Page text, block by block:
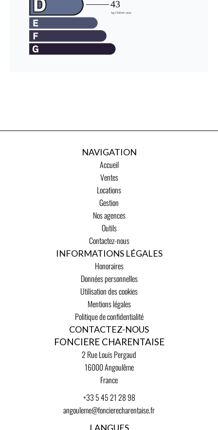
NAVIGATION
Accueil
Ventes
Locations
Gestion
Nos agences
Outils
Contactez-nous
INFORMATIONS LÉGALES
Honoraires
Données personnelles
Utilisation des cookies
Mentions légales
Politique de confidentialité
CONTACTEZ-NOUS
FONCIERE CHARENTAISE
2 Rue Louis Pergaud
16000Angoulême
France
+33 5 45 21 28 98
angouleme@foncierecharentaise.fr
LANGUES